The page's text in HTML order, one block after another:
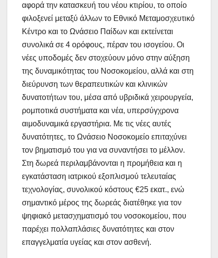
αφορά την κατασκευή του νέου κτιρίου, το οποίο
φιλοξενεί μεταξύ άλλων το Εθνικό Μεταμοσχευτικό
Κέντρο και το Ωνάσειο Παίδων και εκτείνεται
συνολικά σε 4 ορόφους, πέραν του ισογείου. Οι
νέες υποδομές δεν στοχεύουν μόνο στην αύξηση
της δυναμικότητας του Νοσοκομείου, αλλά και στη
διεύρυνση των θεραπευτικών και κλινικών
δυνατοτήτων του, μέσα από υβριδικά χειρουργεία,
ρομποτικά συστήματα και νέα, υπερσύγχρονα
αιμοδυναμικά εργαστήρια. Με τις νέες αυτές
δυνατότητες, το Ωνάσειο Νοσοκομείο επιταχύνει
τον βηματισμό του για να συναντήσει το μέλλον.
Στη δωρεά περιλαμβάνονται η προμήθεια και η
εγκατάσταση ιατρικού εξοπλισμού τελευταίας
τεχνολογίας, συνολικού κόστους €25 εκατ., ενώ
σημαντικό μέρος της δωρεάς διατέθηκε για τον
ψηφιακό μετασχηματισμό του νοσοκομείου, που
παρέχει πολλαπλάσιες δυνατότητες και στον
επαγγελματία υγείας και στον ασθενή.